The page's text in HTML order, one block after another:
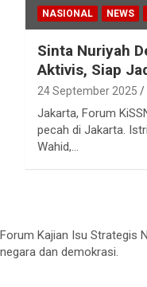
NASIONAL NEWS
Sinta Nuriyah
Aktivis, Siap
24 September 2025
Jakarta, Forum
pecah di Jakarta.
Wahid,…
Forum Kajian Isu Strategis
negara dan demokrasi.